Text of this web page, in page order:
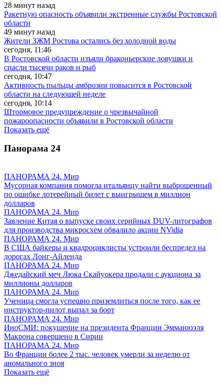
28 минут назад
Ракетную опасность объявили экстренные службы Ростовской
области
49 минут назад
Жители ЗЖМ Ростова остались без холодной воды
сегодня, 11:46
В Ростовской области изъяли браконьерские ловушки и
спасли тысячи раков и рыб
сегодня, 10:47
Активность пыльцы амброзии повысится в Ростовской
области на следующей неделе
сегодня, 10:14
Штормовое предупреждение о чрезвычайной
пожароопасности объявили в Ростовской области
Показать ещё
Панорама 24
ПАНОРАМА 24. Мир
Мусорная компания помогла итальянцу найти выброшенный
по ошибке лотерейный билет с выигрышем в миллион
долларов
ПАНОРАМА 24. Мир
Завление Китая о выпуске своих серийных DUV-литографов
для производства микросхем обвалило акции NVidia
ПАНОРАМА 24. Мир
В США байкеры и квадроциклисты устроили беспредел на
дорогах Лонг-Айленда
ПАНОРАМА 24. Мир
Джедайский меч Люка Скайуокера продали с аукциона за
миллионы долларов
ПАНОРАМА 24. Мир
Ученица смогла успешно приземлиться после того, как ее
инструктор-пилот выпал за борт
ПАНОРАМА 24. Мир
ИноСМИ: покушение на президента Франции Эмманюэля
Макрона совершено в Сирии
ПАНОРАМА 24. Мир
Во Франции более 2 тыс. человек умерли за неделю от
аномального зноя
Показать ещё